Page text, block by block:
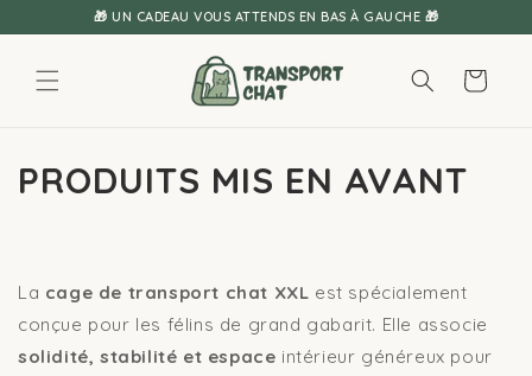
🎁 UN CADEAU VOUS ATTENDS EN BAS À GAUCHE 🎁
Panier
PRODUITS MIS EN AVANT
La cage de transport chat XXL est spécialement
conçue pour les félins de grand gabarit. Elle associe
solidité, stabilité et espace intérieur généreux pour